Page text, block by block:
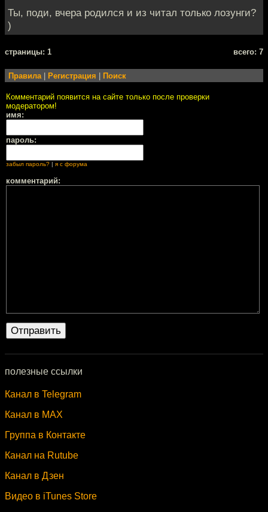
Ты, поди, вчера родился и из читал только лозунги?
)
cтраницы: 1 всего: 7
Правила| Регистрация Поиск
Комментарий появится на сайте только после проверки
модератором!
имя:
пароль:
забыл пароль? | я с форума
комментарий:
полезные ссылки
Канал в Telegram
Канал в MAX
Группа в Контакте
Канал на Rutube
Канал в Дзен
Видео в iTunes Store